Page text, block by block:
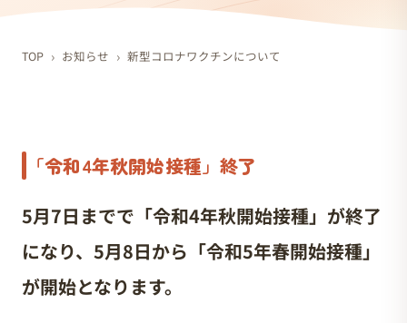
TOP › お知らせ › 新型コロナワクチンについて
「令和4年秋開始接種」終了
5月7日までで「令和4年秋開始接種」が終了
になり、5月8日から「令和5年春開始接種」
が開始となります。